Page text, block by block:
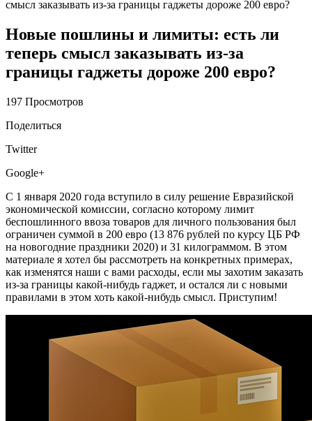
смысл заказывать из-за границы гаджеты дороже 200 евро?
Новые пошлины и лимиты: есть ли
теперь смысл заказывать из-за
границы гаджеты дороже 200 евро?
197 Просмотров
Поделиться
Twitter
Google+
С 1 января 2020 года вступило в силу решение Евразийской
экономической комиссии, согласно которому лимит
беспошлинного ввоза товаров для личного пользования был
ограничен суммой в 200 евро (13 876 рублей по курсу ЦБ РФ
на новогодние праздники 2020) и 31 килограммом. В этом
материале я хотел бы рассмотреть на конкретных примерах,
как изменятся наши с вами расходы, если мы захотим заказать
из-за границы какой-нибудь гаджет, и остался ли с новыми
правилами в этом хоть какой-нибудь смысл. Приступим!